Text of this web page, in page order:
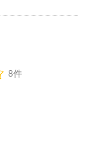
8件